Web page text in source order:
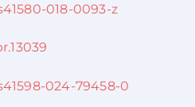
018-0093-z
024-79458-0